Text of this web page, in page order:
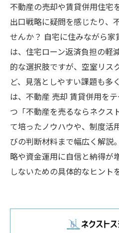
不動産の売却や賃貸併用住宅
出口戦略に疑問を感じたり、
せんか？ 自宅に住みながら
は、住宅ローン返済負担の軽
的な選択肢ですが、空室リス
ど、見落としやすい課題も多
は、不動産 売却 賃貸併用を
つ「不動産を売るならネクス
て培ったノウハウや、制度活
びの判断材料まで幅広く解説
略や資金運用に自信と納得が
しないための具体的なヒント